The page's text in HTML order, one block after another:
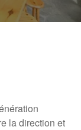
la direction et